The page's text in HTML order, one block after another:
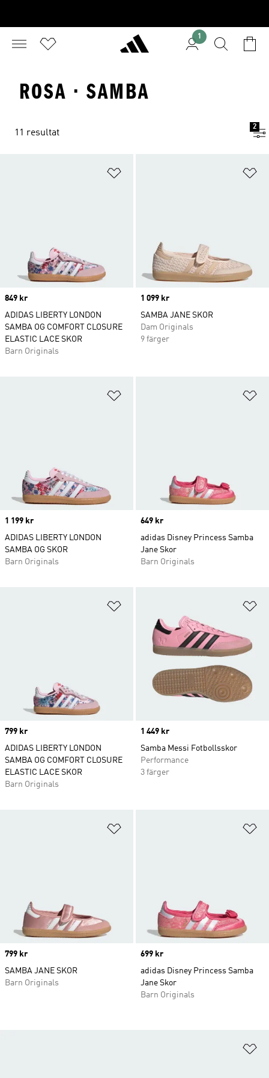
1
ROSA · SAMBA
11 resultat
2
Price
849 kr
ADIDAS LIBERTY LONDON
SAMBA OG COMFORT CLOSURE
ELASTIC LACE SKOR
Barn Originals
Price
1 099 kr
SAMBA JANE SKOR
Dam Originals
9 färger
Price
1 199 kr
ADIDAS LIBERTY LONDON
SAMBA OG SKOR
Barn Originals
Price
649 kr
adidas Disney Princess Samba
Jane Skor
Barn Originals
Price
799 kr
ADIDAS LIBERTY LONDON
SAMBA OG COMFORT CLOSURE
ELASTIC LACE SKOR
Barn Originals
Price
1 449 kr
Samba Messi Fotbollsskor
Performance
3 färger
Price
799 kr
SAMBA JANE SKOR
Barn Originals
Price
699 kr
adidas Disney Princess Samba
Jane Skor
Barn Originals